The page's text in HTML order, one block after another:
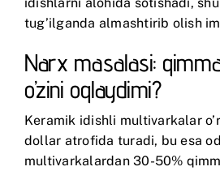
idishlarni alohida sotishadi,
tug’ilganda almashtirib olish
Narx masalasi:
o’zini oqlaydimi?
Keramik idishli multivarkalar
dollar atrofida turadi, bu esa
multivarkalardan 30-50%